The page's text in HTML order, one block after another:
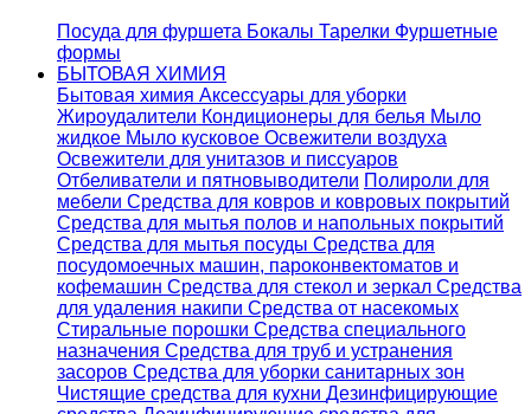
Посуда для фуршета Бокалы Тарелки Фуршетные
формы
БЫТОВАЯ ХИМИЯ
Бытовая химия Аксессуары для уборки
Жироудалители Кондиционеры для белья Мыло
жидкое Мыло кусковое Освежители воздуха
Освежители для унитазов и писсуаров
Отбеливатели и пятновыводители Полироли для
мебели Средства для ковров и ковровых покрытий
Средства для мытья полов и напольных покрытий
Средства для мытья посуды Средства для
посудомоечных машин, пароконвектоматов и
кофемашин Средства для стекол и зеркал Средства
для удаления накипи Средства от насекомых
Стиральные порошки Cредства специального
назначения Средства для труб и устранения
засоров Средства для уборки санитарных зон
Чистящие средства для кухни Дезинфицирующие